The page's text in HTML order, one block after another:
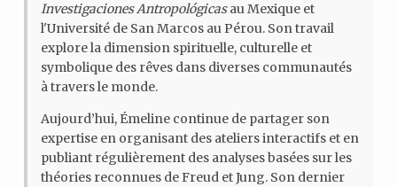
Investigaciones Antropológicasau Mexique et
l'Université de San Marcos au Pérou. Son travail
explore la dimension spirituelle, culturelle et
symbolique des rêves dans diverses communautés
à travers le monde.
Aujourd’hui, Émeline continue de partager son
expertise en organisant des ateliers interactifs et en
publiant régulièrement des analyses basées sur les
théories reconnues de Freud et Jung. Son dernier